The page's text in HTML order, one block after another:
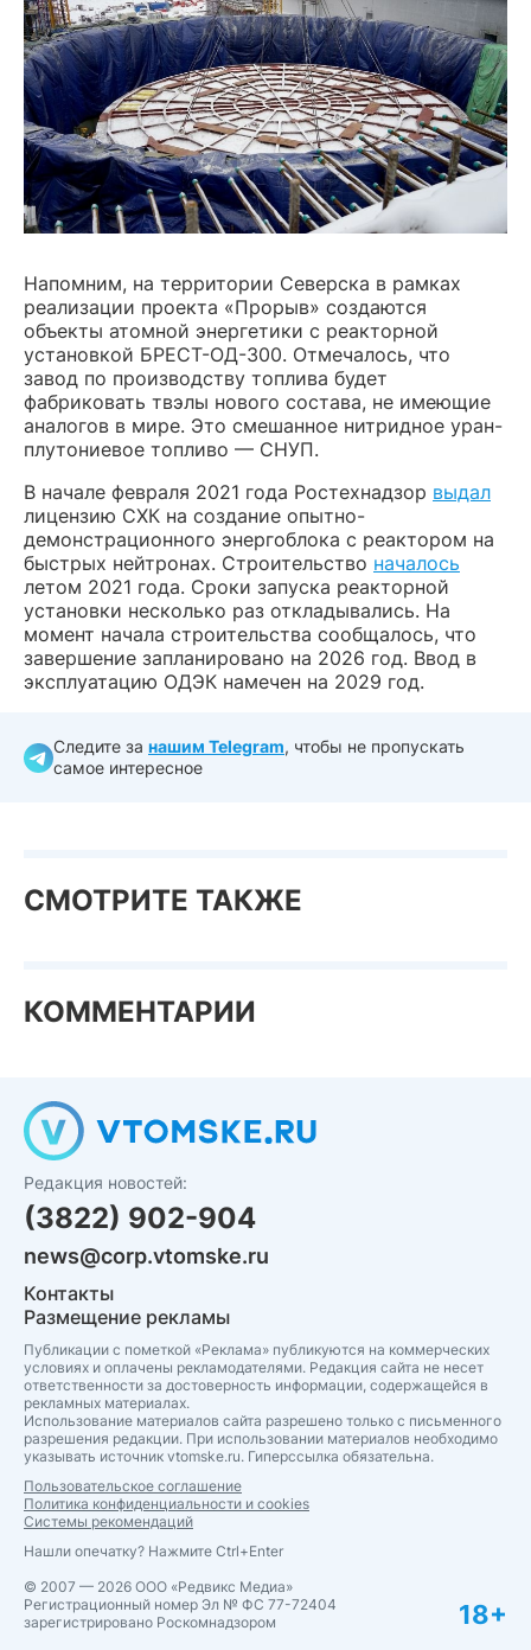
Напомним, на территории Северска в рамках
реализации проекта «Прорыв» создаются
объекты атомной энергетики с реакторной
установкой БРЕСТ-ОД-300. Отмечалось, что
завод по производству топлива будет
фабриковать твэлы нового состава, не имеющие
аналогов в мире. Это смешанное нитридное уран-
плутониевое топливо — СНУП.
В начале февраля 2021 года Ростехнадзор выдал
лицензию СХК на создание опытно-
демонстрационного энергоблока с реактором на
быстрых нейтронах. Строительство началось
летом 2021 года. Сроки запуска реакторной
установки несколько раз откладывались. На
момент начала строительства сообщалось, что
завершение запланировано на 2026 год. Ввод в
эксплуатацию ОДЭК намечен на 2029 год.
Следите за нашим Telegram, чтобы не пропускать
самое интересное
СМОТРИТЕ ТАКЖЕ
КОММЕНТАРИИ
Редакция новостей:
(3822) 902-904
news@corp.vtomske.ru
Контакты
Размещение рекламы
Публикации с пометкой «Реклама» публикуются на коммерческих
условиях и оплачены рекламодателями. Редакция сайта не несет
ответственности за достоверность информации, содержащейся в
рекламных материалах.
Использование материалов сайта разрешено только с письменного
разрешения редакции. При использовании материалов необходимо
указывать источник vtomske.ru. Гиперссылка обязательна.
Пользовательское соглашение
Политика конфиденциальности и cookies
Системы рекомендаций
Нашли опечатку? Нажмите Ctrl+Enter
© 2007 — 2026 ООО «Редвикс Медиа»
Регистрационный номер Эл № ФС 77-72404
зарегистрировано Роскомнадзором
18+